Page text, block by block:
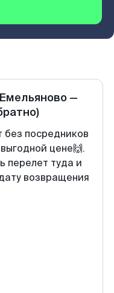
Емельяново —
без посредников
цене🙌.
перелет туда и
возвращения